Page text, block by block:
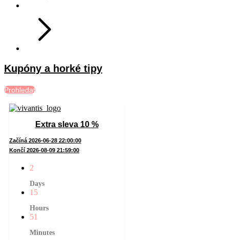
Kupóny a horké tipy
Prohledat
Extra sleva 10 %
Začíná 2026-06-28 22:00:00
Končí 2026-08-09 21:59:00
2
Days
15
Hours
51
Minutes